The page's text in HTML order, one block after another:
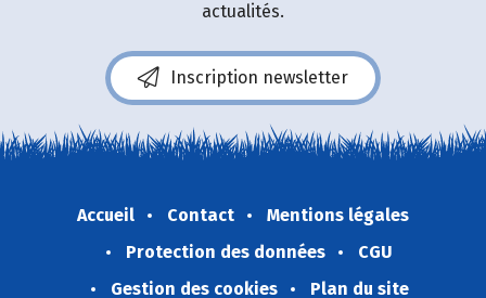
actualités.
Inscription newsletter
Accueil Contact
Mentions légales
Protection des données
CGU
Gestion des cookies
Plan du site